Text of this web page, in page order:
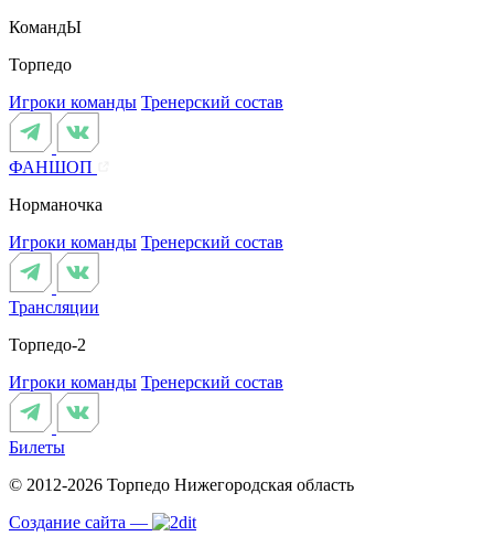
КомандЫ
Торпедо
Игроки команды Тренерский состав
ФАНШОП
Норманочка
Игроки команды Тренерский состав
Трансляции
Торпедо-2
Игроки команды Тренерский состав
Билеты
© 2012-2026 Торпедо Нижегородская область
Создание сайта —